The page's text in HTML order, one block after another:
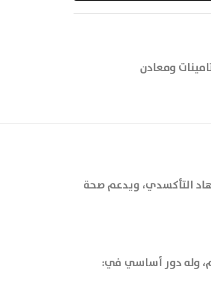
ومعادن
التأكسدي، ويدعم صحة